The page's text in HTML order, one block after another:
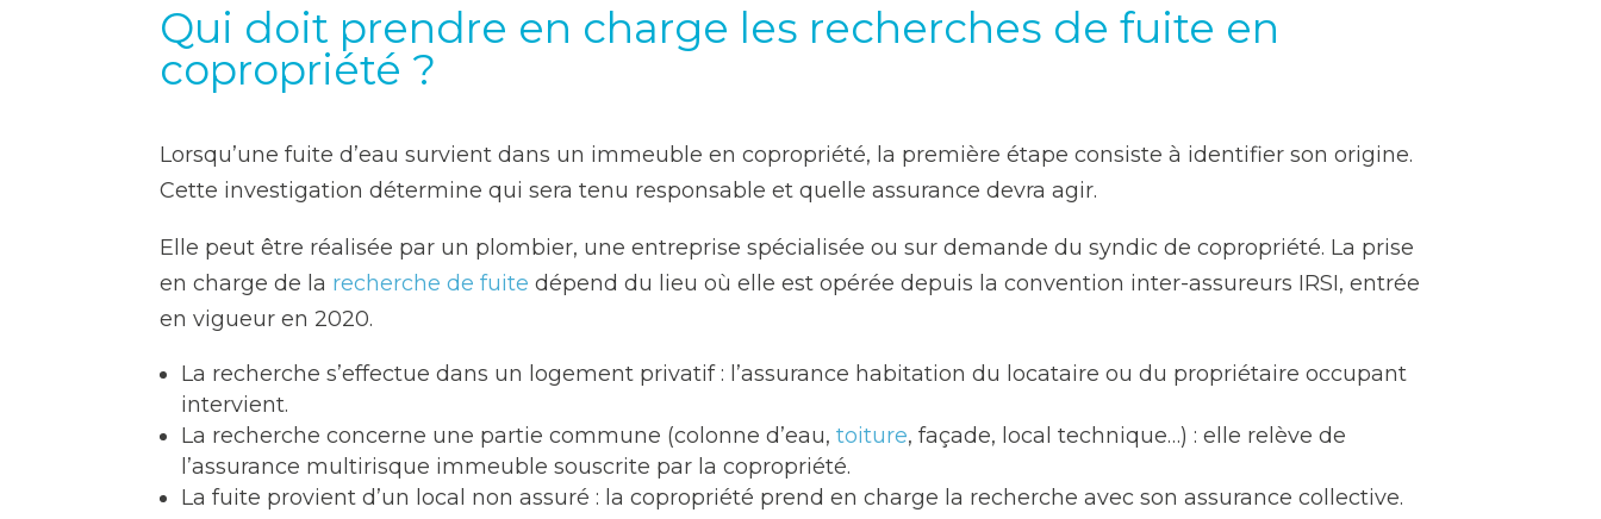
Qui doit prendre en charge les recherches de fuite en
copropriété ?
Lorsqu’une fuite d’eau survient dans un immeuble en copropriété, la première étape consiste à identifier son origine.
Cette investigation détermine qui sera tenu responsable et quelle assurance devra agir.
Elle peut être réalisée par un plombier, une entreprise spécialisée ou sur demande du syndic de copropriété. La prise
en charge de la recherche de fuite dépend du lieu où elle est opérée depuis la convention inter-assureurs IRSI, entrée
en vigueur en 2020.
La recherche s’effectue dans un logement privatif : l’assurance habitation du locataire ou du propriétaire occupant
intervient.
La recherche concerne une partie commune (colonne d’eau,toiture, façade, local technique…) : elle relève de
l’assurance multirisque immeuble souscrite par la copropriété.
La fuite provient d’un local non assuré : la copropriété prend en charge la recherche avec son assurance collective.